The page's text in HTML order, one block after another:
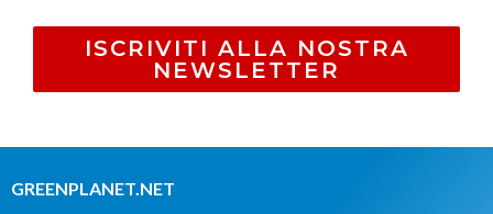
ISCRIVITI ALLA NOSTRA
NEWSLETTER
GREENPLANET.NET